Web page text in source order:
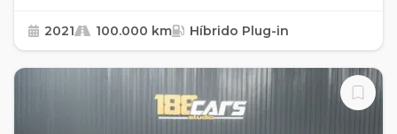
2021 100.000 km Híbrido Plug-in